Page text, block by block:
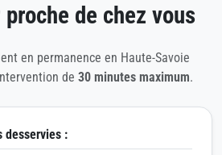
de chez vous
en permanence en Haute-Savoie
de 30 minutes maximum.
desservies :